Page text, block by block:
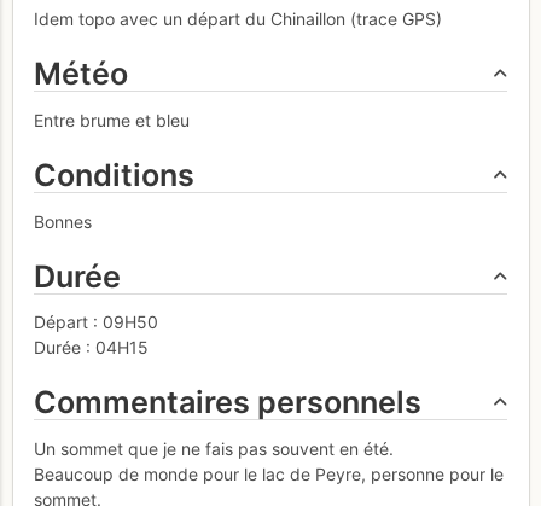
Idem topo avec un départ du Chinaillon (trace GPS)
Météo
Entre brume et bleu
Conditions
Bonnes
Durée
Départ : 09H50
Durée : 04H15
Commentaires personnels
Un sommet que je ne fais pas souvent en été.
Beaucoup de monde pour le lac de Peyre, personne pour le
sommet.